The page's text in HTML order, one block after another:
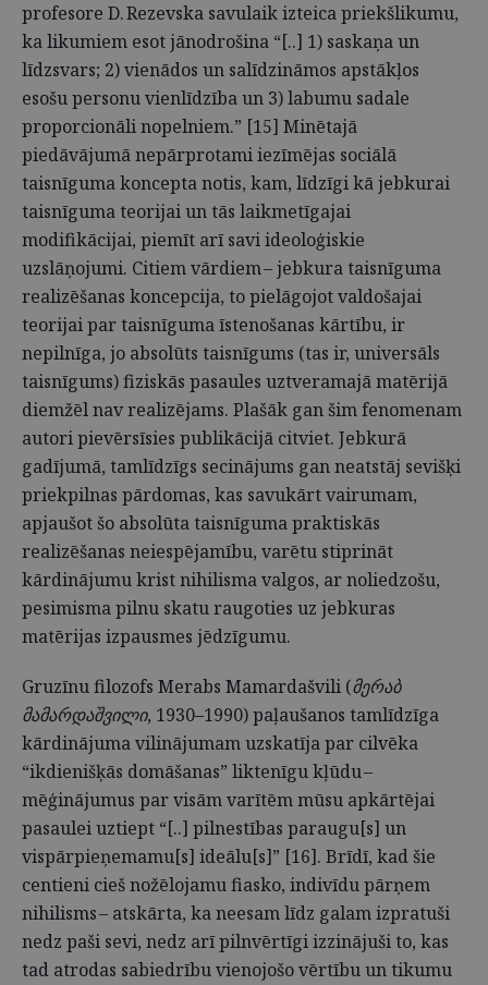
profesore D. Rezevska savulaik izteica priekšlikumu,
ka likumiem esot jānodrošina “[..] 1) saskaņa un
līdzsvars; 2) vienādos un salīdzināmos apstākļos
esošu personu vienlīdzība un 3) labumu sadale
proporcionāli nopelniem.” [15] Minētajā
piedāvājumā nepārprotami iezīmējas sociālā
taisnīguma koncepta notis, kam, līdzīgi kā jebkurai
taisnīguma teorijai un tās laikmetīgajai
modifikācijai, piemīt arī savi ideoloģiskie
uzslāņojumi. Citiem vārdiem – jebkura taisnīguma
realizēšanas koncepcija, to pielāgojot valdošajai
teorijai par taisnīguma īstenošanas kārtību, ir
nepilnīga, jo absolūts taisnīgums (tas ir, universāls
taisnīgums) fiziskās pasaules uztveramajā matērijā
diemžēl nav realizējams. Plašāk gan šim fenomenam
autori pievērsīsies publikācijā citviet. Jebkurā
gadījumā, tamlīdzīgs secinājums gan neatstāj sevišķi
priekpilnas pārdomas, kas savukārt vairumam,
apjaušot šo absolūta taisnīguma praktiskās
realizēšanas neiespējamību, varētu stiprināt
kārdinājumu krist nihilisma valgos, ar noliedzošu,
pesimisma pilnu skatu raugoties uz jebkuras
matērijas izpausmes jēdzīgumu.
Gruzīnu filozofs Merabs Mamardašvili (მერაბ
მამარდაშვილი, 1930–1990) paļaušanos tamlīdzīga
kārdinājuma vilinājumam uzskatīja par cilvēka
“ikdienišķās domāšanas” liktenīgu kļūdu –
mēģinājumus par visām varītēm mūsu apkārtējai
pasaulei uztiept “[..] pilnestības paraugu[s] un
vispārpieņemamu[s] ideālu[s]” [16]. Brīdī, kad šie
centieni cieš nožēlojamu fiasko, indivīdu pārņem
nihilisms – atskārta, ka neesam līdz galam izpratuši
nedz paši sevi, nedz arī pilnvērtīgi izzinājuši to, kas
tad atrodas sabiedrību vienojošo vērtību un tikumu